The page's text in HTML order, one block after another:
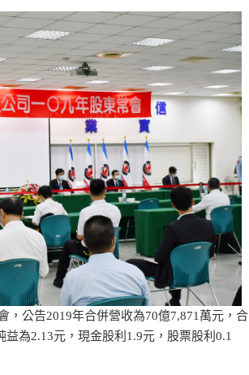
，公告2019年合併營收為70億7,871萬元，合
為2.13元，現金股利1.9元，股票股利0.1